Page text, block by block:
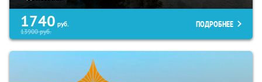
1740 руб.
13900руб.
ПОДРОБНЕЕ